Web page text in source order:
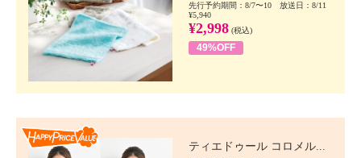
先行予約期間：8/7〜10 放送日：8/11
¥5,940
¥2,998 (税込)
49%OFF
ティエドゥール コロメル...